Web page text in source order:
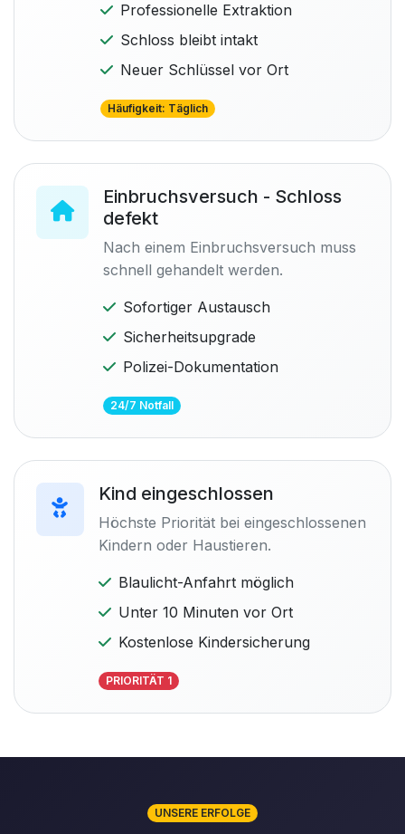
Professionelle Extraktion
Schloss bleibt intakt
Neuer Schlüssel vor Ort
Häufigkeit: Täglich
Einbruchsversuch - Schloss
defekt
Nach einem Einbruchsversuch muss
schnell gehandelt werden.
Sofortiger Austausch
Sicherheitsupgrade
Polizei-Dokumentation
24/7 Notfall
Kind eingeschlossen
Höchste Priorität bei eingeschlossenen
Kindern oder Haustieren.
Blaulicht-Anfahrt möglich
Unter 10 Minuten vor Ort
Kostenlose Kindersicherung
PRIORITÄT 1
UNSERE ERFOLGE